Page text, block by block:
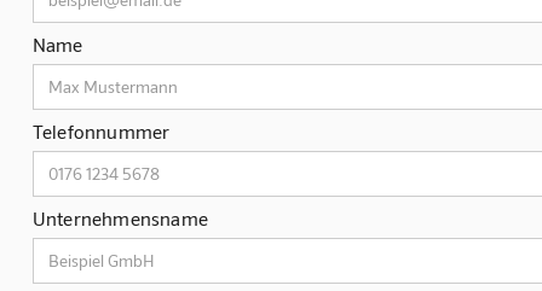
Name
Telefonnummer
Unternehmensname